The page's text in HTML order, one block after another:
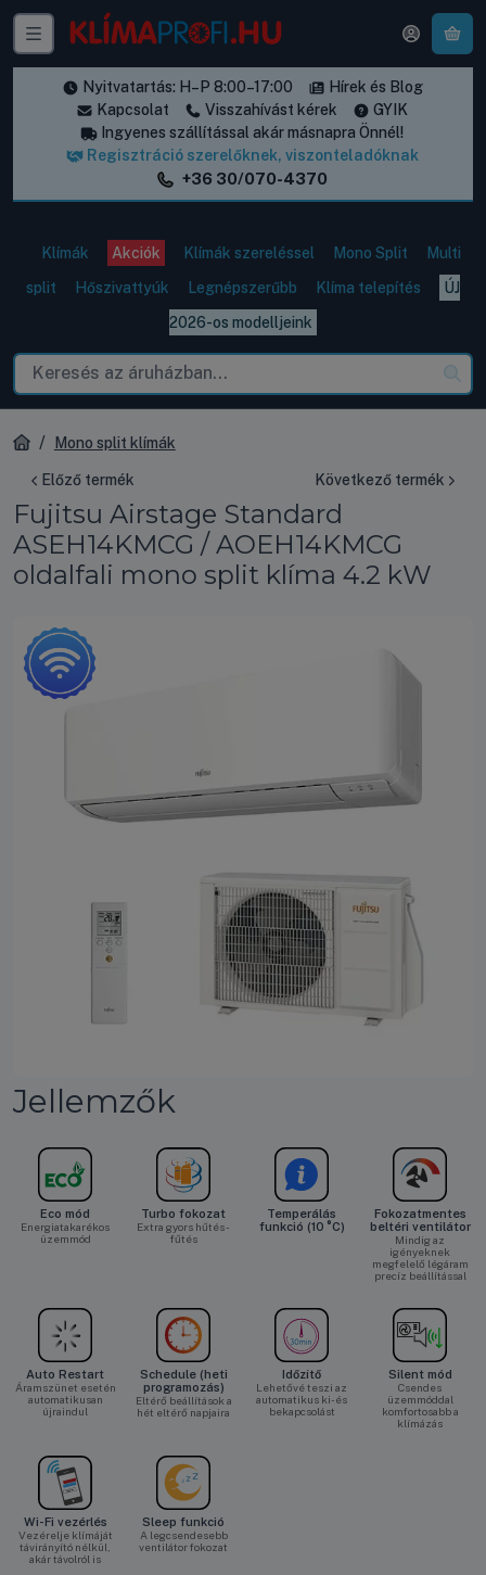
Nyitvatartás: H–P 8:00–17:00
Hírek és Blog
Kapcsolat
Visszahívást kérek
GYIK
Ingyenes szállítással akár másnapra Önnél!
Regisztráció szerelőknek, viszonteladóknak
+36 30/070-4370
Klímák Akciók Klímák szereléssel Mono Split
Multi
split
Hőszivattyúk Legnépszerűbb Klíma telepítés
ÚJ
2026-os modelljeink
Mono split klímák
Előző termék Következő termék
Fujitsu Airstage Standard
ASEH14KMCG / AOEH14KMCG
oldalfali mono split klíma 4.2 kW
Jellemzők
Eco mód
Energiatakarékos
üzemmód
Turbo fokozat
Extra gyors hűtés -
fűtés
Temperálás
funkció (10 °C)
Fokozatmentes
beltéri ventilátor
Mindig az
igényeknek
megfelelő légáram
precíz beállítással
Auto Restart
Áramszünet esetén
automatikusan
újraindul
Schedule (heti
programozás)
Eltérő beállítások a
hét eltérő napjaira
Időzítő
Lehetővé teszi az
automatikus ki- és
bekapcsolást
Silent mód
Csendes
üzemmóddal
komfortosabb a
klímázás
Wi-Fi vezérlés
Vezérelje klímáját
távirányító nélkül,
akár távolról is
Sleep funkció
A legcsendesebb
ventilátor fokozat